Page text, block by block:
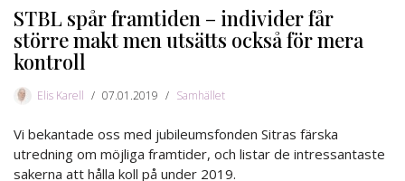
STBL spår framtiden – individer får
större makt men utsätts också för mera
kontroll
Elis Karell 07.01.2019 Samhället
Vi bekantade oss med jubileumsfonden Sitras färska
utredning om möjliga framtider, och listar de intressantaste
sakerna att hålla koll på under 2019.